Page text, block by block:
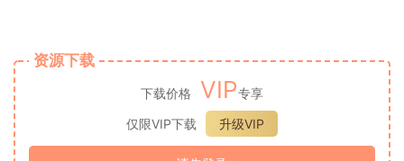
资源下载
下载价格 VIP专享
仅限VIP下载
升级VIP